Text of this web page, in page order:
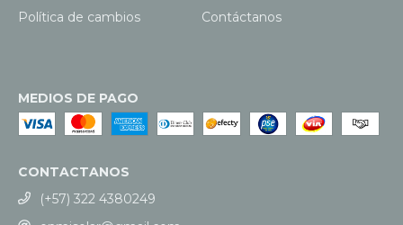
Política de cambios Contáctanos
MEDIOS DE PAGO
CONTACTANOS
(+57) 322 4380249